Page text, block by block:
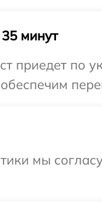
минут
приедет по
мы